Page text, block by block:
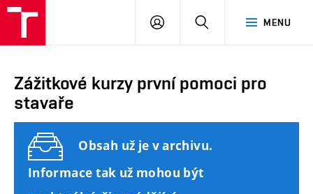
Brno
MENU
PŘIHLÁSIT
Zážitkové kurzy první pomoci pro
stavaře
Obsah už je v archivu.
Informace tak už mohou být